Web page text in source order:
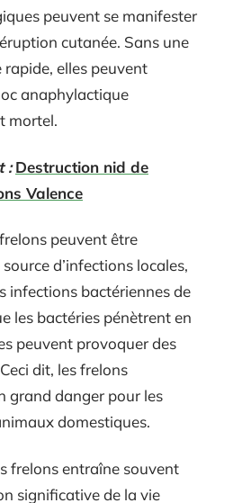
peuvent se manifester
cutanée. Sans une
rapide, elles peuvent
anaphylactique
mortel.
: Destruction nid de
Valence
peuvent être
d’infections locales,
infections bactériennes de
les bactéries pénètrent en
peuvent provoquer des
dit, les frelons
grand danger pour les
domestiques.
frelons entraîne souvent
significative de la vie